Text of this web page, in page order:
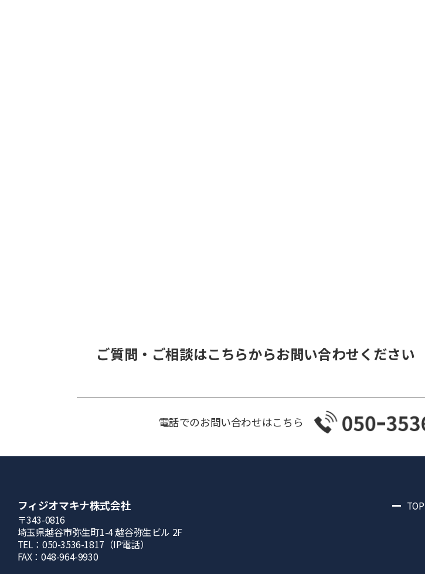
ご質問・ご相談はこちらからお問い合わせください
電話でのお問い合わせはこちら
フィジオマキナ株式会社
〒343-0816
埼⽟県越⾕市弥⽣町1-4 越⾕弥⽣ビル 2F
TEL：050-3536-1817（IP電話）
FAX：048-964-9930
TOP